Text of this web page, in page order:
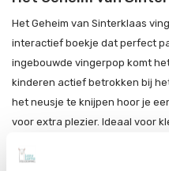
Het Geheim van Sinterklaas
interactief boekje dat perfect
ingebouwde vingerpop komt
kinderen actief betrokken bij
het neusje te knijpen hoor je
voor extra plezier. Ideaal voor